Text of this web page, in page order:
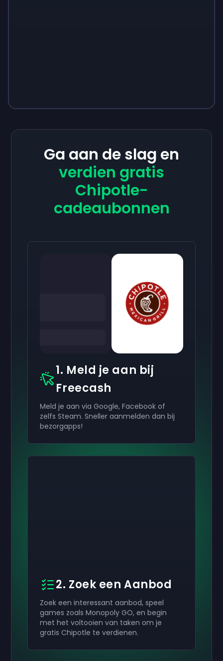
Ga aan de slag en
verdien gratis
Chipotle-
cadeaubonnen
1. Meld je aan bij
Freecash
Meld je aan via Google, Facebook of
zelfs Steam. Sneller aanmelden dan bij
bezorgapps!
2. Zoek een Aanbod
Zoek een interessant aanbod, speel
games zoals Monopoly GO, en begin
met het voltooien van taken om je
gratis Chipotle te verdienen.